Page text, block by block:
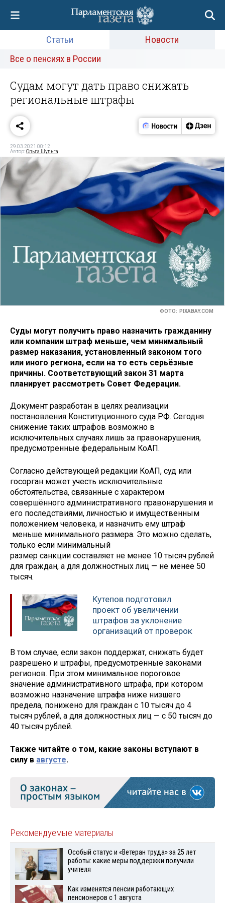
Статьи
Новости
Все о пенсиях в России
Судам могут дать право снижать
региональные штрафы
29.03.2021 00:12
Автор:Ольга Шульга
ФОТО: PIXABAY.COM
Суды могут получить право назначить гражданину
или компании штраф меньше, чем минимальный
размер наказания, установленный законом того
или иного региона, если на то есть серьёзные
причины. Соответствующий закон 31 марта
планирует рассмотреть Совет Федерации.
Документ разработан в целях реализации
постановления Конституционного суда РФ. Сегодня
снижение таких штрафов возможно в
исключительных случаях лишь за правонарушения,
предусмотренные федеральным КоАП.
Согласно действующей редакции КоАП, суд или
госорган может учесть исключительные
обстоятельства, связанные с характером
совершённого административного правонарушения и
его последствиями, личностью и имущественным
положением человека, и назначить ему штраф
меньше минимального размера. Это можно сделать,
только если минимальный
размер санкции составляет не менее 10 тысяч рублей
для граждан, а для должностных лиц — не менее 50
тысяч.
Кутепов подготовил
проект об увеличении
штрафов за уклонение
организаций от проверок
В том случае, если закон поддержат, снижать будет
разрешено и штрафы, предусмотренные законами
регионов. При этом минимальное пороговое
значение административного штрафа, при котором
возможно назначение штрафа ниже низшего
предела, понижено для граждан с 10 тысяч до 4
тысяч рублей, а для должностных лиц — с 50 тысяч до
40 тысяч рублей.
Также читайте о том, какие законы вступают в
силу в августе.
Рекомендуемые материалы
Особый статус и «Ветеран труда» за 25 лет
работы: какие меры поддержки получили
учителя
Как изменятся пенсии работающих
пенсионеров с 1 августа